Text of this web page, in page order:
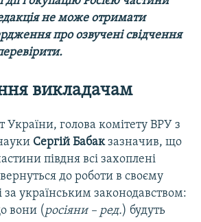
не може отримати
про озвучені свідчення
викладачам
голова комітету ВРУ з
Сергій Бабакзазначив, що
півдня всі захоплені
до роботи в своєму
українським законодавством:
вони (росіяни – ред.) будуть